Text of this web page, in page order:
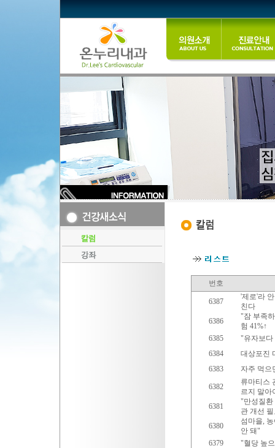
번호
6387
'제로'라
친다
6386
"잠 부족
험 41%↑
6385
"유자보다
6384
대상포진
6383
자주 먹으
6382
류마티스
르지 말아
6381
"만성질환
관 개선 필
6380
섬마을,
안 돼"
6379
"혈당 높